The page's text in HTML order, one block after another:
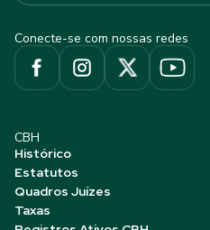
Conecte-se com nossas redes
CBH
Histórico
Estatutos
Quadros Juízes
Taxas